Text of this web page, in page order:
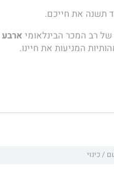
תשנה את חייכם.
של רב המכר הבינלאומי
המניעות את חיינו.
על פחד, לגילוי
חיוני לכל היוצאים למסע